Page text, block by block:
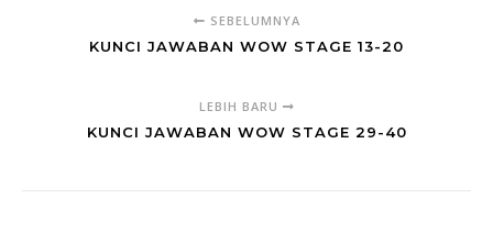
SEBELUMNYA
KUNCI JAWABAN WOW STAGE 13-20
LEBIH BARU
KUNCI JAWABAN WOW STAGE 29-40